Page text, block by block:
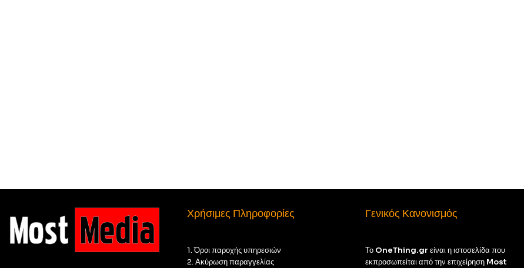
Χρήσιμες Πληροφορίες
1. Όροι παροχής υπηρεσιών
2. Ακύρωση παραγγελίας
Γενικός Κανονισμός
Το OneThing.gr είναι η ιστοσελίδα που
εκπροσωπείται από την επιχείρηση Most